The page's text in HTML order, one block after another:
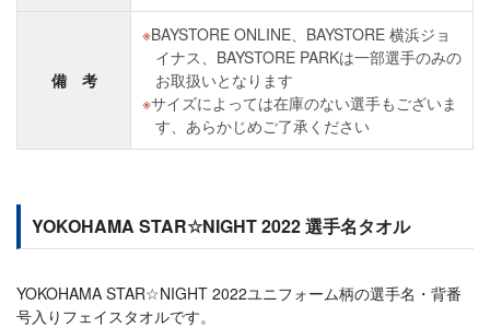
備 考
BAYSTORE ONLINE、BAYSTORE 横浜ジョ
イナス、BAYSTORE PARKは一部選手のみの
お取扱いとなります
サイズによっては在庫のない選手もございま
す、あらかじめご了承ください
YOKOHAMA STAR☆NIGHT 2022 選手名タオル
YOKOHAMA STAR☆NIGHT 2022ユニフォーム柄の選手名・背番
号入りフェイスタオルです。